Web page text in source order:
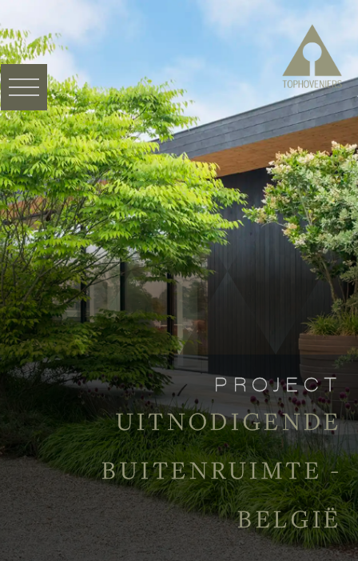
PROJECT
UITNODIGENDE
BUITENRUIMTE -
BELGIË